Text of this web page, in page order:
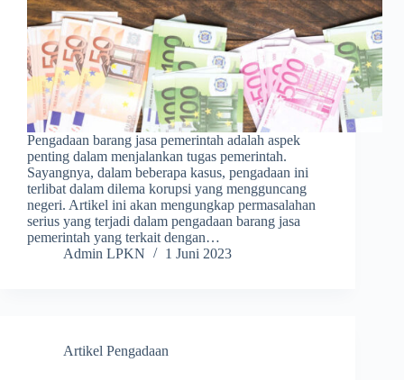
Pengadaan barang jasa pemerintah adalah aspek
penting dalam menjalankan tugas pemerintah.
Sayangnya, dalam beberapa kasus, pengadaan ini
terlibat dalam dilema korupsi yang mengguncang
negeri. Artikel ini akan mengungkap permasalahan
serius yang terjadi dalam pengadaan barang jasa
pemerintah yang terkait dengan…
Admin LPKN
1 Juni 2023
Artikel Pengadaan